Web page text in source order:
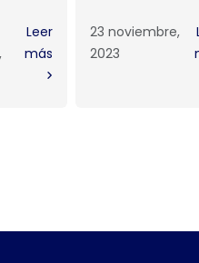
Leer
más
23 noviembre,
2023